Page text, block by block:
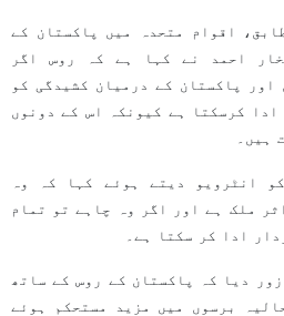
اقوام متحدہ میں پاکستان کے
احمد نے کہا ہے کہ روس اگر
پاکستان کے درمیان کشیدگی کو
کرسکتا ہے کیونکہ اس کے دونوں
ہیں۔
انٹرویو دیتے ہوئے کہا کہ وہ
ملک ہے اور اگر وہ چاہے تو تمام
ادا کر سکتا ہے۔
دیا کہ پاکستان کے روس کے ساتھ
برسوں میں مزید مستحکم ہوئے